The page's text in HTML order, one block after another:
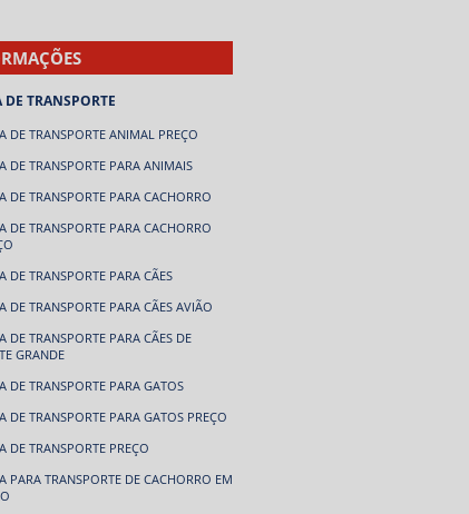
DE TRANSPORTE
DE TRANSPORTE ANIMAL PREÇO
DE TRANSPORTE PARA ANIMAIS
DE TRANSPORTE PARA CACHORRO
DE TRANSPORTE PARA CACHORRO
DE TRANSPORTE PARA CÃES
DE TRANSPORTE PARA CÃES AVIÃO
DE TRANSPORTE PARA CÃES DE
GRANDE
DE TRANSPORTE PARA GATOS
DE TRANSPORTE PARA GATOS PREÇO
DE TRANSPORTE PREÇO
PARA TRANSPORTE DE CACHORRO EM